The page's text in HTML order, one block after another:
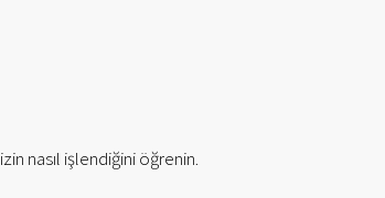
nasıl işlendiğini öğrenin.